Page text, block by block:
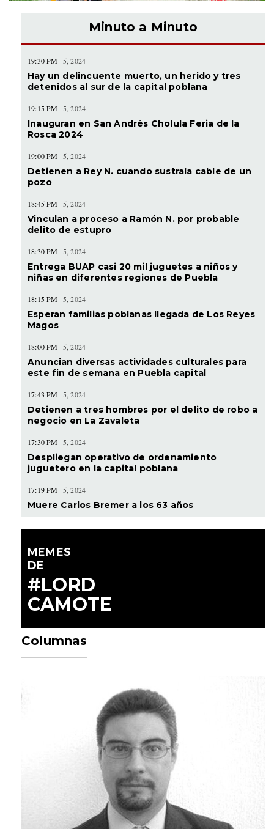
Minuto a Minuto
19:30 PM 5, 2024
Hay un delincuente muerto, un herido y tres
detenidos al sur de la capital poblana
19:15 PM 5, 2024
Inauguran en San Andrés Cholula Feria de la
Rosca 2024
19:00 PM 5, 2024
Detienen a Rey N. cuando sustraía cable de un
pozo
18:45 PM 5, 2024
Vinculan a proceso a Ramón N. por probable
delito de estupro
18:30 PM 5, 2024
Entrega BUAP casi 20 mil juguetes a niños y
niñas en diferentes regiones de Puebla
18:15 PM 5, 2024
Esperan familias poblanas llegada de Los Reyes
Magos
18:00 PM 5, 2024
Anuncian diversas actividades culturales para
este fin de semana en Puebla capital
17:43 PM 5, 2024
Detienen a tres hombres por el delito de robo a
negocio en La Zavaleta
17:30 PM 5, 2024
Despliegan operativo de ordenamiento
juguetero en la capital poblana
17:19 PM 5, 2024
Muere Carlos Bremer a los 63 años
MEMES
DE
#LORD
CAMOTE
Columnas